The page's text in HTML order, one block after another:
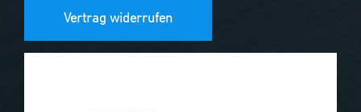
Vertrag widerrufen